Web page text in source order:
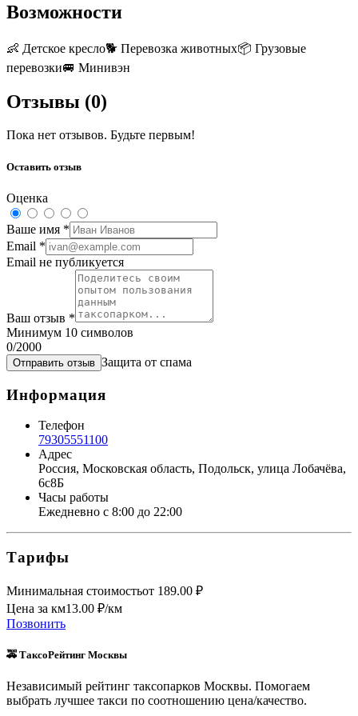
Возможности
👶 Детское кресло🐕 Перевозка животных📦 Грузовые
перевозки🚐 Минивэн
Отзывы (0)
Пока нет отзывов. Будьте первым!
Оставить отзыв
Оценка
Ваше имя *
Email *
Email не публикуется
Ваш отзыв *
Минимум 10 символов
0/2000
Отправить отзыв Защита от спама
Информация
Телефон
79305551100
Адрес
Россия, Московская область, Подольск, улица Лобачёва,
6с8Б
Часы работы
Ежедневно с 8:00 до 22:00
Тарифы
Минимальная стоимостьот 189.00 ₽
Цена за км13.00 ₽/км
Позвонить
🚕 ТаксоРейтинг Москвы
Независимый рейтинг таксопарков Москвы. Помогаем
выбрать лучшее такси по соотношению цена/качество.